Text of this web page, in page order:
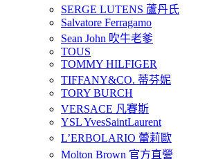
SERGE LUTENS 蘆丹氏
Salvatore Ferragamo
Sean John 吹牛老爹
TOUS
TOMMY HILFIGER
TIFFANY&CO. 蒂芬妮
TORY BURCH
VERSACE 凡賽斯
YSL YvesSaintLaurent
L’ERBOLARIO 蕾莉歐
Molton Brown 官方直營